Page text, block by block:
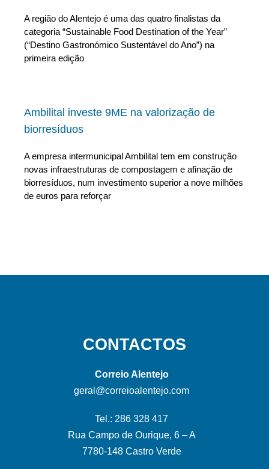
A região do Alentejo é uma das quatro finalistas da
categoria “Sustainable Food Destination of the Year”
(“Destino Gastronómico Sustentável do Ano”) na
primeira edição
Ambilital investe 9ME na valorização de
biorresíduos
A empresa intermunicipal Ambilital tem em construção
novas infraestruturas de compostagem e afinação de
biorresíduos, num investimento superior a nove milhões
de euros para reforçar
CONTACTOS
Correio Alentejo
geral@correioalentejo.com
Tel.: 286 328 417
Rua Campo de Ourique, 6 – A
7780-148 Castro Verde